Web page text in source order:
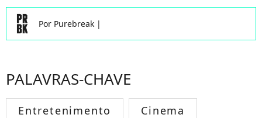
Por Purebreak |
PALAVRAS-CHAVE
Entretenimento Cinema